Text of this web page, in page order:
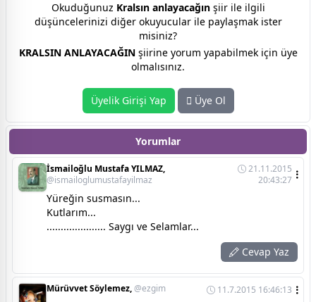
Okuduğunuz Kralsın anlayacağınşiir ile ilgili
düşüncelerinizi diğer okuyucular ile paylaşmak ister
misiniz?
KRALSIN ANLAYACAĞINşiirine yorum yapabilmek için üye
olmalısınız.
Üyelik Girişi Yap Üye Ol
Yorumlar
İsmailoğlu Mustafa YILMAZ,
@ismailoglumustafayilmaz
21.11.2015
20:43:27
Yüreğin susmasın...
Kutlarım...
..................... Saygı ve Selamlar...
Cevap Yaz
Mürüvvet Söylemez,@ezgim 11.7.2015 16:46:13